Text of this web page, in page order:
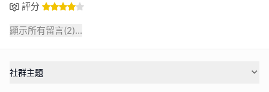
評分
顯示所有留言(2)...
社群主題